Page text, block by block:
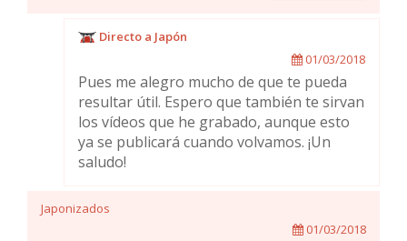
Directo a Japón
01/03/2018
Pues me alegro mucho de que te pueda
resultar útil. Espero que también te sirvan
los vídeos que he grabado, aunque esto
ya se publicará cuando volvamos. ¡Un
saludo!
Japonizados
01/03/2018